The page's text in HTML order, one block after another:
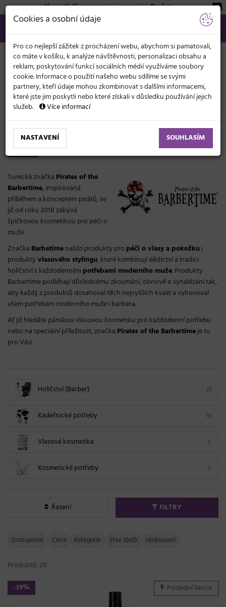
Sleva 20 %na pánskou kosmetikuBeviro!
566 440 099
info@svetkadernictvi.cz
Po−pá: 8−17
Vše o nákupu Kč
KATEGORIE
MENU
Značky Pirates of the Barbertime
Pirates of the Barbertime
Turecká značka Pirates of the
Barbertime, inspirovaná
příběhem a konceptem pirátů, se
již od roku 2018 zabývá
špičkovou kosmetikou pro péči o
muže.
Značka Barbetimenabízí produkty pro péči o vlasy a pokožku i
produktyvlasového stylingu, které kombinují dědictví a tradici
holičství s každodenními potřebami moderního muže. Produkty
Barbertime podléhají důslednému zkoumání, obnově a vynalézání tak,
aby každý z produktů dosahoval těch nejvyšších kvalit a vyhovoval
všem potřebám moderního muže i barbera.
Ať již hledáte pánskou vlasovou kosmetiku pro každodenní potřebu
nebo na speciální příležitost, značka Pirates of the Barbertimeje tu
pro Vás!
23
Holičství (Barber)
16
Kadeřnické potřeby
3
Vlasová kosmetika
2
Kosmetické potřeby
Řazení FILTRY
Dostupnost Cena Kategorie Stav zboží Hodnocení
Produktů: 26
-39%
Poslední šance
Cookies a osobní údaje
Pro co nejlepší zážitek z procházení webu, abychom si pamatovali,
co máte v košíku, k analýze návštěvnosti, personalizaci obsahu a
reklam, poskytování funkcí sociálních médií využíváme soubory
cookie. Informace o použití našeho webu sdílíme se svými
partnery, kteří údaje mohou zkombinovat s dalšími informacemi,
které jste jim poskytli nebo které získali v důsledku používání jejich
služeb.
Více informací
NASTAVENÍ SOUHLASÍM